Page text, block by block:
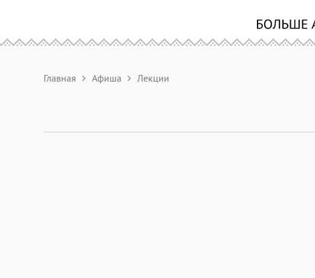
Главная Афиша Лекции